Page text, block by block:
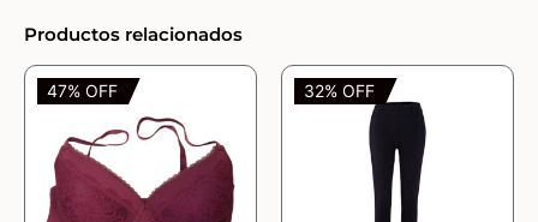
Productos relacionados
47% OFF 32% OFF